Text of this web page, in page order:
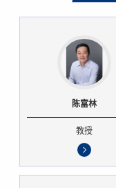
陈富林
教授